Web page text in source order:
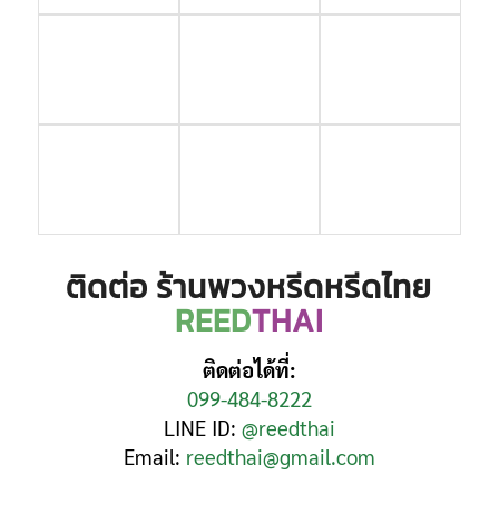
ติดต่อ ร้านพวงหรีดหรีดไทย
REEDTHAI
ติดต่อได้ที่:
099-484-8222
LINE ID: @reedthai
Email: reedthai@gmail.com